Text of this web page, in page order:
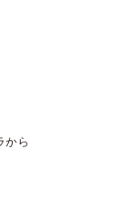
ら